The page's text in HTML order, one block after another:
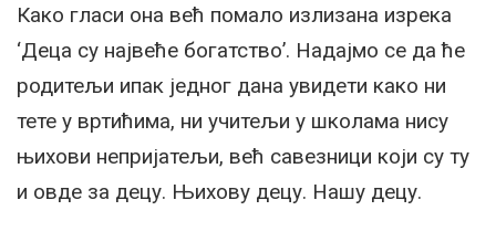
Како гласи она већ помало излизана изрека
‘Деца су највеће богатство’. Надајмо се да ће
родитељи ипак једног дана увидети како ни
тете у вртићима, ни учитељи у школама нису
њихови непријатељи, већ савезници који су ту
и овде за децу. Њихову децу. Нашу децу.